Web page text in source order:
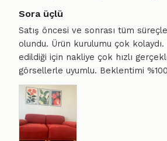
Sora üçlü
Satış öncesi ve sonrası tüm
olundu. Ürün kurulumu çok
edildiği için nakliye çok hızlı
görsellerle uyumlu. Beklentimi %100